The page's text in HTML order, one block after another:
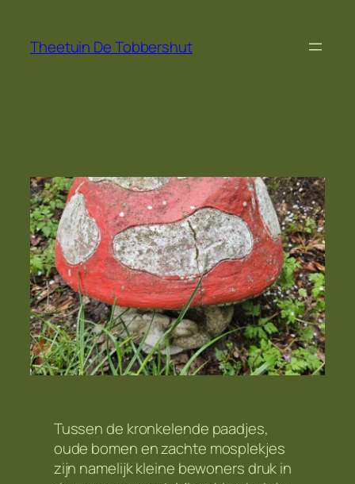
Theetuin De Tobbershut
Tussen de kronkelende paadjes,
oude bomen en zachte mosplekjes
zijn namelijk kleine bewoners druk in